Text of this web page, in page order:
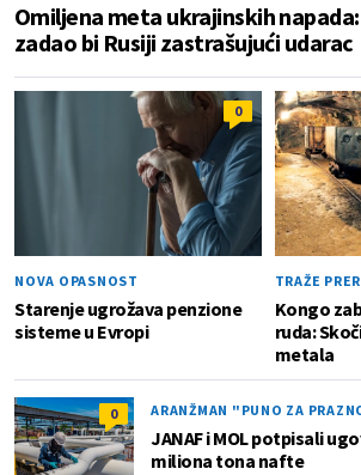
Omiljena meta ukrajinskih
zadao bi Rusiji zastrašujući udarac
0
NOVA OPASNOST
Starenje ugrožava penzione
sisteme u Evropi
TRAŽE
Kongo
ruda:
metala
0 ARANŽMAN "PUNO ZA
JANAF i MOL potpisali
miliona tona nafte